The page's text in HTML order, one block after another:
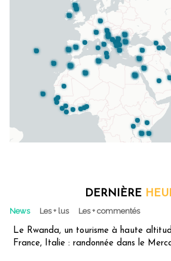
DERNIÈRE
News Les + lus Les + commentés
Le Rwanda, un tourisme à haute
France, Italie : randonnée dans le